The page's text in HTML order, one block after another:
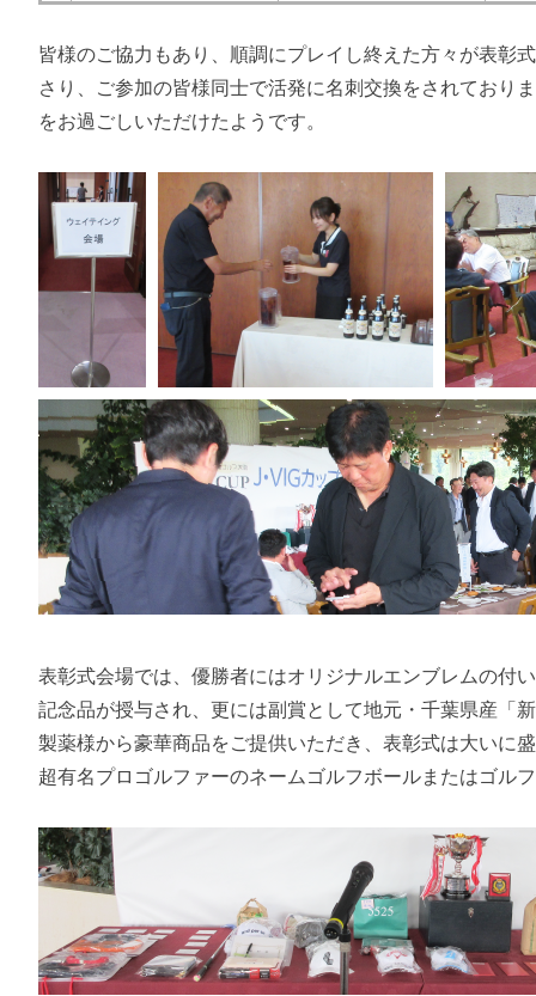
皆様のご協力もあり、順調にプレイし終えた方々が表彰
さり、ご参加の皆様同士で活発に名刺交換をされており
をお過ごしいただけたようです。
表彰式会場では、優勝者にはオリジナルエンブレムの付
記念品が授与され、更には副賞として地元・千葉県産「
製薬様から豪華商品をご提供いただき、表彰式は大いに
超有名プロゴルファーのネームゴルフボールまたはゴル